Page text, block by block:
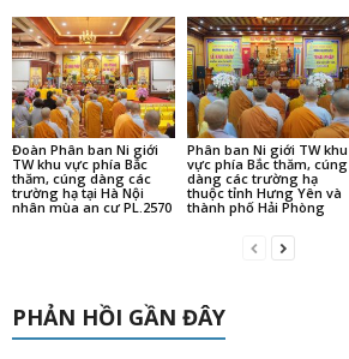
Đoàn Phân ban Ni giới
TW khu vực phía Bắc
thăm, cúng dàng các
trường hạ tại Hà Nội
nhân mùa an cư PL.2570
Phân ban Ni giới TW khu
vực phía Bắc thăm, cúng
dàng các trường hạ
thuộc tỉnh Hưng Yên và
thành phố Hải Phòng
PHẢN HỒI GẦN ĐÂY